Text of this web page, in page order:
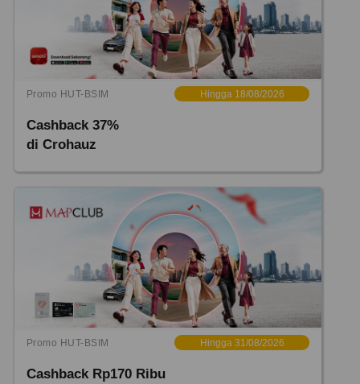
Promo HUT-BSIM Hingga 18/08/2026
Cashback 37%
di Crohauz
Promo HUT-BSIM Hingga 31/08/2026
Cashback Rp170 Ribu